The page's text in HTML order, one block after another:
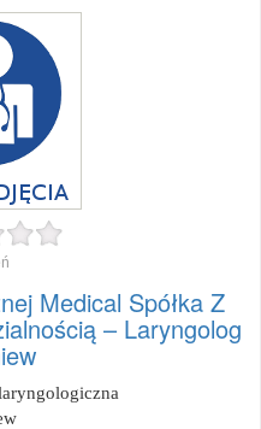
Medical Spółka Z
– Laryngolog